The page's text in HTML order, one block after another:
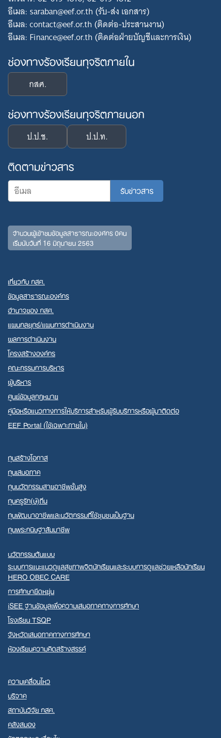
Search
for:
อีเมล: saraban@eef.or.th (รับ-ส่ง เอกสาร)
อีเมล: contact@eef.or.th (ติดต่อ-ประสานงาน)
อีเมล: Finance@eef.or.th (ติดต่อฝ่ายบัญชีและการเงิน)
ช่องทางร้องเรียนทุจริตภายใน
กสศ.
ช่องทางร้องเรียนทุจริตภายนอก
ป.ป.ช. ป.ป.ท.
ติดตามข่าวสาร
จำนวนผู้เข้าชมข้อมูลสาธารณะองค์กร 0คน
เริ่มนับวันที่ 16 มิถุนายน 2563
เกี่ยวกับ กสศ.
ข้อมูลสาธารณะองค์กร
อำนาจของ กสศ.
แผนกลยุทธ์/แผนการดำเนินงาน
ผลการดำเนินงาน
โครงสร้างองค์กร
คณะกรรมการบริหาร
ผู้บริหาร
ศูนย์ข้อมูลกฎหมาย
คู่มือหรือแนวทางการให้บริการสำหรับผู้รับบริการหรือผู้มาติดต่อ
EEF Portal (ใช้เฉพาะภายใน)
ทุนสร้างโอกาส
ทุนเสมอภาค
ทุนนวัตกรรมสายอาชีพชั้นสูง
ทุนครูรัก(ษ์)ถิ่น
ทุนพัฒนาอาชีพและนวัตกรรมที่ใช้ชุมชนเป็นฐาน
ทุนพระกนิษฐาสัมมาชีพ
นวัตกรรมต้นแบบ
ระบบการแนะแนวดูแลสุขภาพจิตนักเรียนและระบบการดูแลช่วยเหลือนักเรียน
HERO OBEC CARE
การศึกษายืดหยุ่น
iSEE ฐานข้อมูลเพื่อความเสมอภาคทางการศึกษา
โรงเรียน TSQP
จังหวัดเสมอภาคทางการศึกษา
ห้องเรียนความคิดสร้างสรรค์
ความเคลื่อนไหว
บริจาค
สถาบันวิจัย กสศ.
คลังสมอง